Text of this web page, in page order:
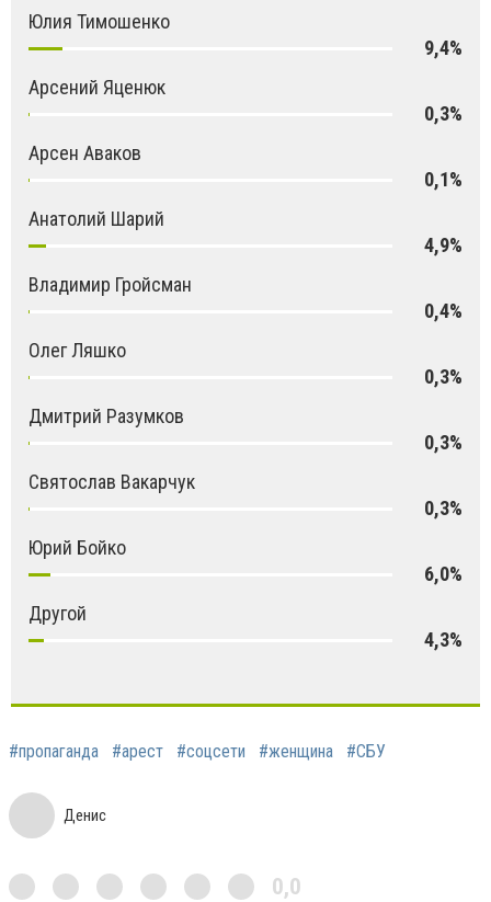
Юлия Тимошенко
9,4%
Арсений Яценюк
0,3%
Арсен Аваков
0,1%
Анатолий Шарий
4,9%
Владимир Гройсман
0,4%
Олег Ляшко
0,3%
Дмитрий Разумков
0,3%
Святослав Вакарчук
0,3%
Юрий Бойко
6,0%
Другой
4,3%
#пропаганда #арест #соцсети #женщина #СБУ
Денис
0,0